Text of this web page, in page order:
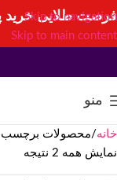
Skip to navigation
Skip to main content
منو
خانه محصولات برچسب
نمایش همه 2 نتیجه
فرصت طلایی خرید